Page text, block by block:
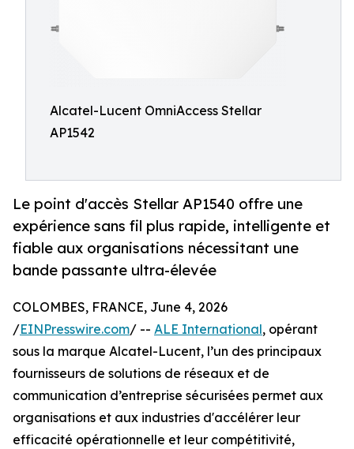
Alcatel-Lucent OmniAccess Stellar
AP1542
Le point d'accès Stellar AP1540 offre une
expérience sans fil plus rapide, intelligente et
fiable aux organisations nécessitant une
bande passante ultra-élevée
COLOMBES, FRANCE, June 4, 2026
/EINPresswire.com/ -- ALE International, opérant
sous la marque Alcatel-Lucent, l’un des principaux
fournisseurs de solutions de réseaux et de
communication d’entreprise sécurisées permet aux
organisations et aux industries d'accélérer leur
efficacité opérationnelle et leur compétitivité,